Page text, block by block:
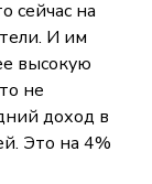
сейчас на
И им
высокую
не
доход в
Это на 4%